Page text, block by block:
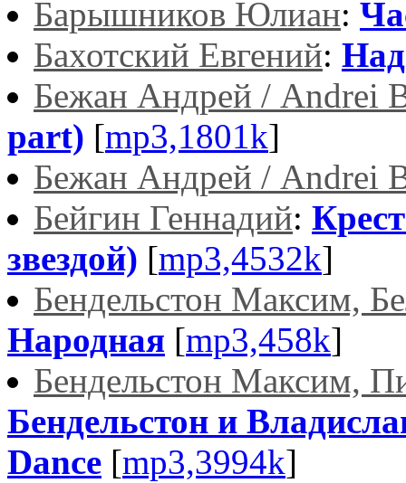
Барышников Юлиан:
Бахотский Евгений:
Бежан Андрей / Andrei
part) [mp3,1801k]
Бежан Андрей / Andrei
Бейгин Геннадий:
звездой) [mp3,4532k]
Бендельстон Максим,
Народная [mp3,458k]
Бендельстон Максим,
Бендельстон и
Dance [mp3,3994k]